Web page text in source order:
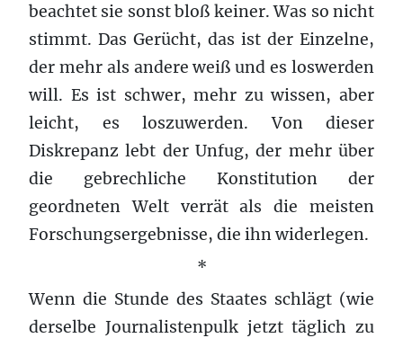
beachtet sie sonst bloß keiner. Was so nicht
stimmt. Das Gerücht, das ist der Einzelne,
der mehr als andere weiß und es loswerden
will. Es ist schwer, mehr zu wissen, aber
leicht, es loszuwerden. Von dieser
Diskrepanz lebt der Unfug, der mehr über
die gebrechliche Konstitution der
geordneten Welt verrät als die meisten
Forschungsergebnisse, die ihn widerlegen.
*
Wenn die Stunde des Staates schlägt (wie
derselbe Journalistenpulk jetzt täglich zu